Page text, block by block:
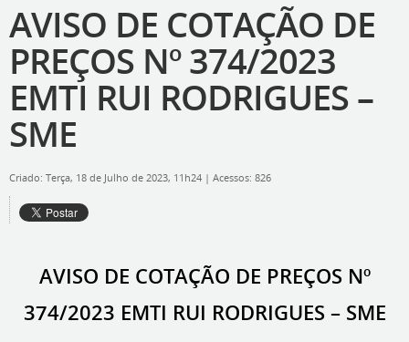
AVISO DE COTAÇÃO DE
PREÇOS Nº 374/2023
EMTI RUI RODRIGUES –
SME
Criado: Terça, 18 de Julho de 2023, 11h24 | Acessos: 826
AVISO DE COTAÇÃO DE PREÇOS Nº
374/2023 EMTI RUI RODRIGUES – SME